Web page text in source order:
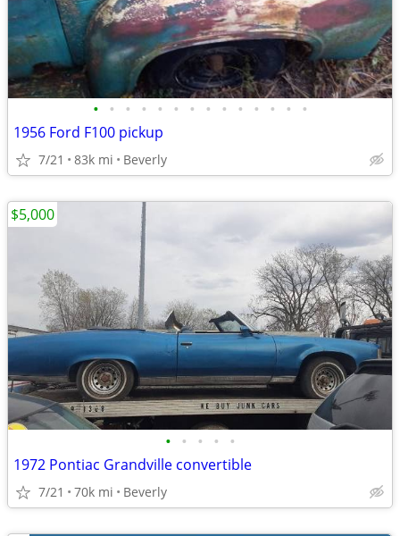
• • • • • • • • • • • • • •
1956 Ford F100 pickup
7/21 83k mi Beverly
• • • • •
1972 Pontiac Grandville convertible
7/21 70k mi Beverly
$5,000